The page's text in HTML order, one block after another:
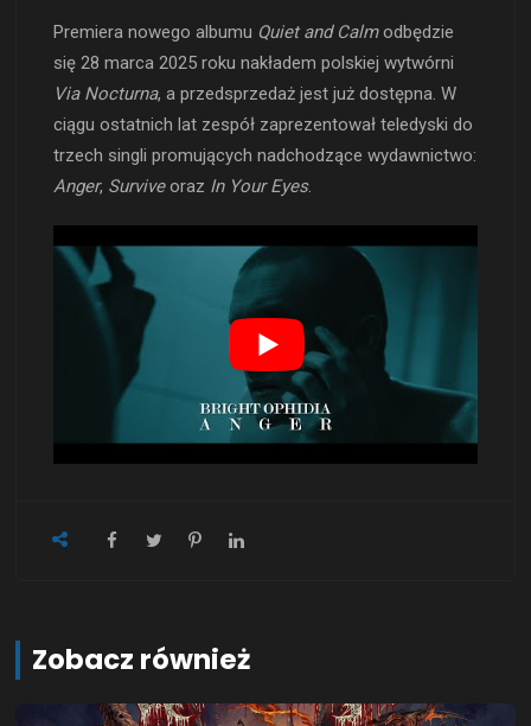
Premiera nowego albumu Quiet and Calmodbędzie
się 28 marca 2025 roku nakładem polskiej wytwórni
Via Nocturna, a przedsprzedaż jest już dostępna. W
ciągu ostatnich lat zespół zaprezentował teledyski do
trzech singli promujących nadchodzące wydawnictwo:
Anger, Surviveoraz In Your Eyes.
Zobacz również